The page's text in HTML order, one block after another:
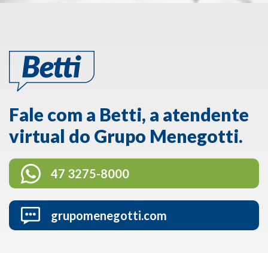
Fale com a Betti, a atendente
virtual do Grupo Menegotti.
47 3275-8000
grupomenegotti.com